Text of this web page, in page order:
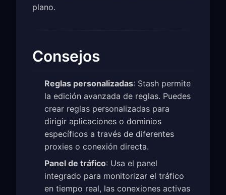
plano.
Consejos
Reglas personalizadas: Stash permite
la edición avanzada de reglas. Puedes
crear reglas personalizadas para
dirigir aplicaciones o dominios
específicos a través de diferentes
proxies o conexión directa.
Panel de tráfico: Usa el panel
integrado para monitorizar el tráfico
en tiempo real, las conexiones activas